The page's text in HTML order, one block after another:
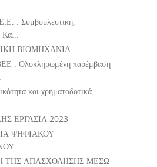
: Συμβουλευτική,
Κα...
ΒΙΟΜΗΧΑΝΙΑ
: Ολοκληρωμένη παρέμβαση
και χρηματοδοτικά
ΕΡΓΑΣΙΑ 2023
ΨΗΦΙΑΚΟΥ
ΤΗΣ ΑΠΑΣΧΟΛΗΣΗΣ ΜΕΣΩ